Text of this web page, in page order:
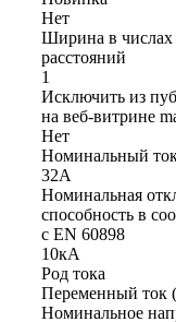
Нет
Ширина в
расстояний
1
Исключить из
на веб-витрине
Нет
Номинальный
32А
Номинальная
способность в
с EN 60898
10кА
Род тока
Переменный ток
Номинальное